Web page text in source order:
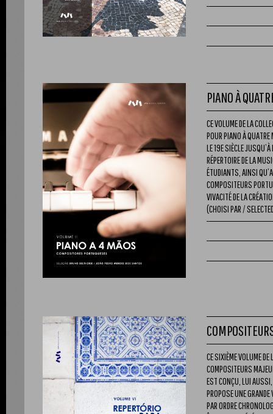
PIANO À
CE VOLUME DE LA
POUR PIANO À
LE 19E SIÈCLE
RÉPERTOIRE DE LA
ÉTUDIANTS, AINSI
COMPOSITEURS
VIVACITÉ DE LA
(CHOISI PAR /
CE SIXIÈME VOLUME
COMPOSITEURS
EST CONÇU, LUI AUSSI,
PROPOSE UNE
PAR ORDRE